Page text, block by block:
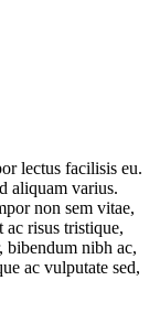
lectus facilisis eu.
aliquam varius.
non sem vitae,
ac risus tristique,
nibh ac,
ac vulputate sed,